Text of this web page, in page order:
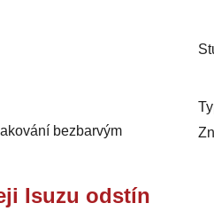
bezbarvým
Isuzu odstín